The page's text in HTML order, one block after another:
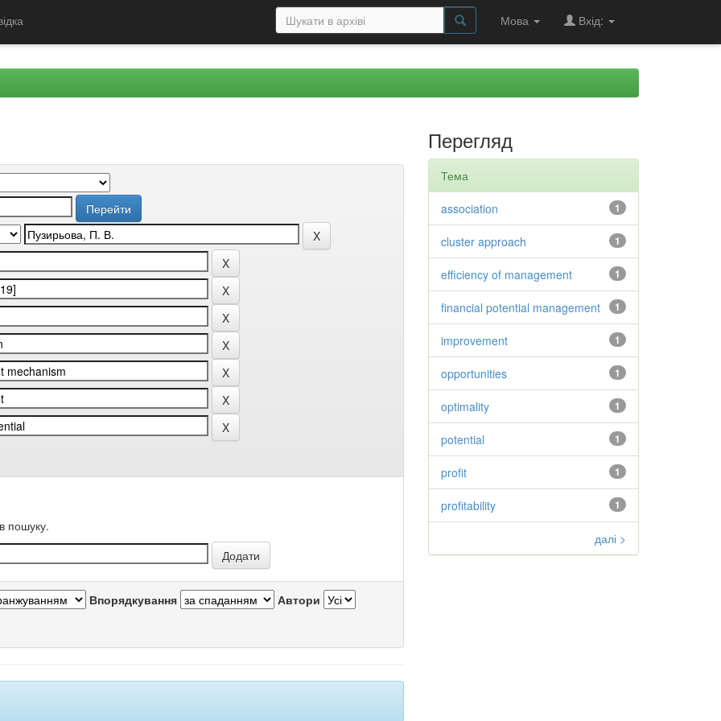
Мова Вхід:
пошуку.
Впорядкування Автори
Перегляд
Тема
1
association
1
cluster approach
1
efficiency of management
1
financial potential management
1
improvement
1
opportunities
1
optimality
1
potential
1
profit
1
profitability
далі >